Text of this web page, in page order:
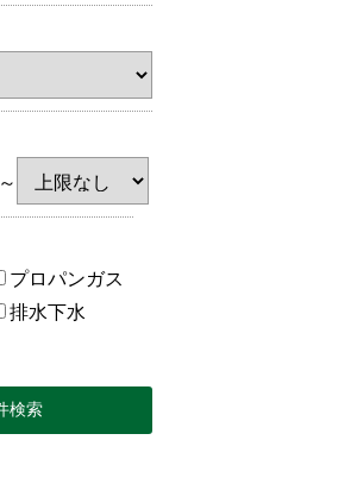
～
プロパンガス
排水下水